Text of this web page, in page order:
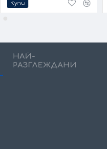
Купи
НАЙ-
РАЗГЛЕЖДАНИ